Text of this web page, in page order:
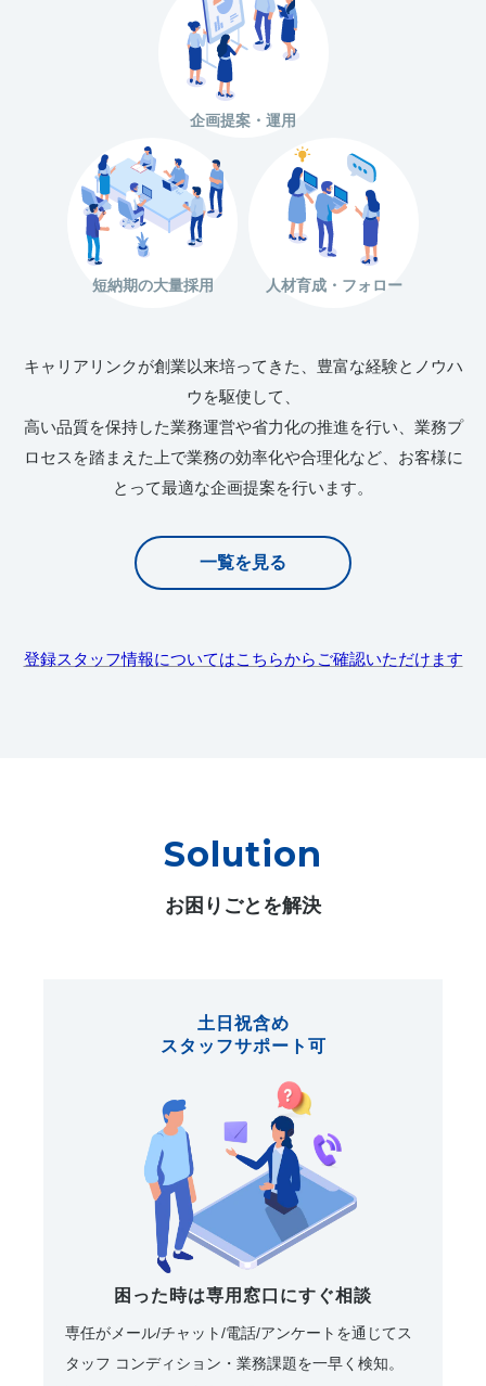
企画提案・運用
短納期の大量採用 人材育成・フォロー
キャリアリンクが創業以来培ってきた、豊富な経験とノウハ
ウを駆使して、
高い品質を保持した業務運営や省力化の推進を行い、業務プ
ロセスを踏まえた上で業務の効率化や合理化など、お客様に
とって最適な企画提案を行います。
一覧を見る
登録スタッフ情報についてはこちらからご確認いただけます
Solution
お困りごとを解決
土日祝含め
スタッフサポート可
困った時は専用窓口にすぐ相談
専任がメール/チャット/電話/アンケートを通じてス
タッフ コンディション・業務課題を一早く検知。